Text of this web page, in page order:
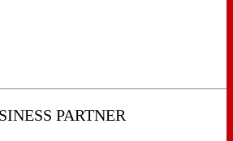
PARTNER